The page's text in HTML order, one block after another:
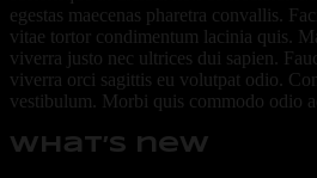
egestas maecenas pharetra convallis.
vitae tortor condimentum lacinia quis.
viverra justo nec ultrices dui sapien.
viverra orci sagittis eu volutpat odio.
vestibulum. Morbi quis commodo odio
what’s new